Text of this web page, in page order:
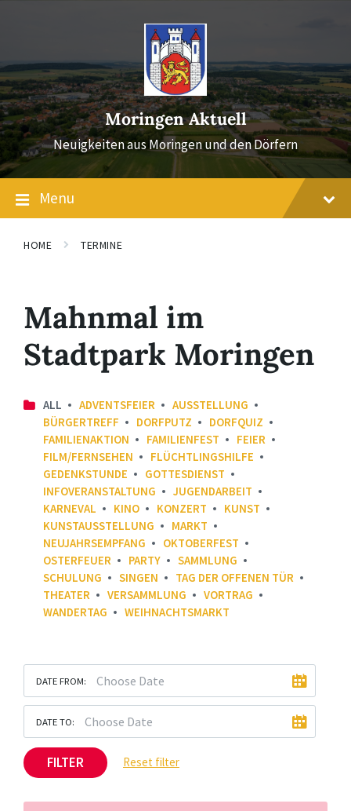
Moringen Aktuell
Neuigkeiten aus Moringen und den Dörfern
Menu
HOME TERMINE
Mahnmal im
Stadtpark Moringen
ALL ADVENTSFEIER
AUSSTELLUNG
BÜRGERTREFF
DORFPUTZ
DORFQUIZ
FAMILIENAKTION
FAMILIENFEST
FEIER
FILM/FERNSEHEN
FLÜCHTLINGSHILFE
GEDENKSTUNDE
GOTTESDIENST
INFOVERANSTALTUNG
JUGENDARBEIT
KARNEVAL
KINO KONZERT
KUNST
KUNSTAUSSTELLUNG
MARKT
NEUJAHRSEMPFANG
OKTOBERFEST
OSTERFEUER
PARTY
SAMMLUNG
SCHULUNG
SINGEN
TAG DER OFFENEN TÜR
THEATER
VERSAMMLUNG
VORTRAG
WANDERTAG
WEIHNACHTSMARKT
DATE FROM:
DATE TO:
FILTER Reset filter